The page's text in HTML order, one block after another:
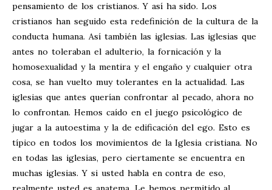
pensamiento de los cristianos. Y así ha sido. Los
cristianos han seguido esta redefinición de la cultura de la
conducta humana. Así también las iglesias. Las iglesias que
antes no toleraban el adulterio, la fornicación y la
homosexualidad y la mentira y el engaño y cualquier otra
cosa, se han vuelto muy tolerantes en la actualidad. Las
iglesias que antes querían confrontar al pecado, ahora no
lo confrontan. Hemos caído en el juego psicológico de
jugar a la autoestima y la de edificación del ego. Esto es
típico en todos los movimientos de la Iglesia cristiana. No
en todas las iglesias, pero ciertamente se encuentra en
muchas iglesias. Y si usted habla en contra de eso,